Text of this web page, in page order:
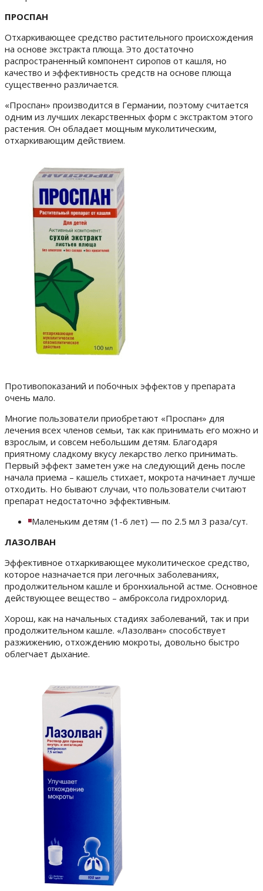
ПРОСПАН
Отхаркивающее средство растительного происхождения
на основе экстракта плюща. Это достаточно
распространенный компонент сиропов от кашля, но
качество и эффективность средств на основе плюща
существенно различается.
«Проспан» производится в Германии, поэтому считается
одним из лучших лекарственных форм с экстрактом этого
растения. Он обладает мощным муколитическим,
отхаркивающим действием.
Противопоказаний и побочных эффектов у препарата
очень мало.
Многие пользователи приобретают «Проспан» для
лечения всех членов семьи, так как принимать его можно и
взрослым, и совсем небольшим детям. Благодаря
приятному сладкому вкусу лекарство легко принимать.
Первый эффект заметен уже на следующий день после
начала приема – кашель стихает, мокрота начинает лучше
отходить. Но бывают случаи, что пользователи считают
препарат недостаточно эффективным.
Маленьким детям (1-6 лет) — по 2.5 мл 3 раза/сут.
ЛАЗОЛВАН
Эффективное отхаркивающее муколитическое средство,
которое назначается при легочных заболеваниях,
продолжительном кашле и бронхиальной астме. Основное
действующее вещество – амброксола гидрохлорид.
Хорош, как на начальных стадиях заболеваний, так и при
продолжительном кашле. «Лазолван» способствует
разжижению, отхождению мокроты, довольно быстро
облегчает дыхание.